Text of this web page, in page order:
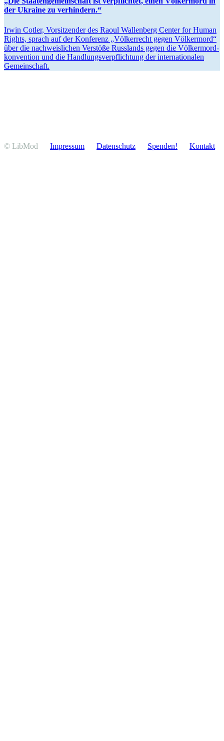
der Ukraine zu verhindern.“
Irwin Cotler, Vorsit­zender des Raoul Wallenberg Center for Human
Rights, sprach auf der Konferenz „Völker­recht gegen Völkermord“
über die nachweis­lichen Verstöße Russlands gegen die Völker­mord­
kon­vention und die Handlungs­ver­pflichtung der inter­na­tio­nalen
Gemeinschaft.
© LibMod Impressum Daten­schutz Spenden! Kontakt